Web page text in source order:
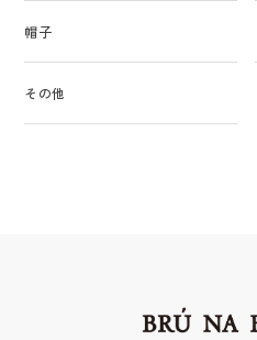
帽子
その他